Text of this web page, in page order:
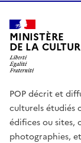
MINISTÈRE
DE LA
POP décrit et
culturels étudiés
édifices ou sites,
photographies,